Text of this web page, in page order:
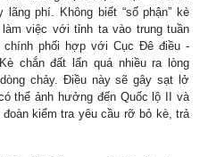
phí. Không biết “số phận” kè
việc với tỉnh ta vào trung tuần
chính phối hợp với Cục Đê điều -
chắn đất lấn quá nhiều ra lòng
chảy. Điều này sẽ gây sạt lở
thể ảnh hưởng đến Quốc lộ II và
kiểm tra yêu cầu rỡ bỏ kè, trả